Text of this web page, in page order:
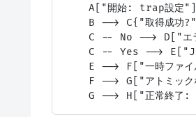
A["開始: trap設定
B --> C{"取得成功
C -- No --> D["エ
C -- Yes -->
E --> F["一時ファイ
F --> G["アトミック